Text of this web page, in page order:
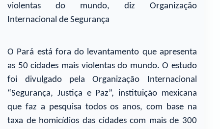
violentas do mundo, diz Organização
Internacional de Segurança
O Pará está fora do levantamento que apresenta
as 50 cidades mais violentas do mundo. O estudo
foi divulgado pela Organização Internacional
“Segurança, Justiça e Paz”, instituição mexicana
que faz a pesquisa todos os anos, com base na
taxa de homicídios das cidades com mais de 300